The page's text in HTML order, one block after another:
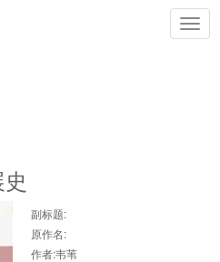
副标题:
原作名:
作者:韦苇